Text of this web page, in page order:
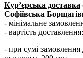
Кур’єрська доставка
Софіївська
- мінімальне
- вартість доставлення:
- при сумі замовлення